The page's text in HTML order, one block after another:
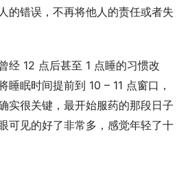
的错误，不再将他人的责任或者失
经 12 点后甚至 1 点睡的习惯改
睡眠时间提前到 10 – 11 点窗口，
实很关键，最开始服药的那段日子
可见的好了非常多，感觉年轻了十